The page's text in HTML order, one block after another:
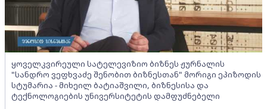
ყოველკვირეული სატელევიზიო ბიზნეს ჟურნალის
"სანდრო ვეფხვაძე შენობით ბიზნესთან" მორიგი ეპიზოდის
სტუმარია - მიხეილ ბატიაშვილი, ბიზნესისა და
ტექნოლოგიების უნივერსიტეტის დამფუძნებელი